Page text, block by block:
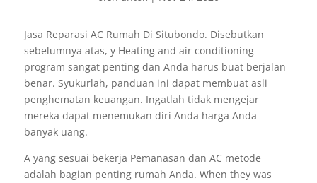
Jasa Reparasi AC Rumah Di Situbondo. Disebutkan
sebelumnya atas, y Heating and air conditioning
program sangat penting dan Anda harus buat berjalan
benar. Syukurlah, panduan ini dapat membuat asli
penghematan keuangan. Ingatlah tidak mengejar
mereka dapat menemukan diri Anda harga Anda
banyak uang.
A yang sesuai bekerja Pemanasan dan AC metode
adalah bagian penting rumah Anda. When they was